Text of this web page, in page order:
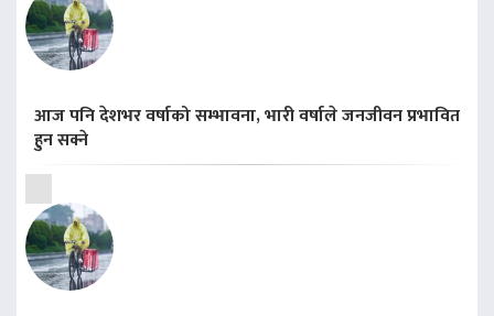
आज पनि देशभर वर्षाको सम्भावना, भारी वर्षाले जनजीवन प्रभावित
हुन सक्ने